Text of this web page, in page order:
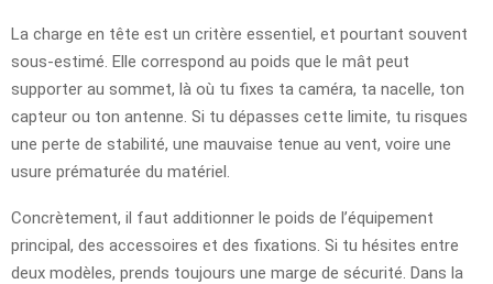
La charge en tête est un critère essentiel, et pourtant souvent
sous-estimé. Elle correspond au poids que le mât peut
supporter au sommet, là où tu fixes ta caméra, ta nacelle, ton
capteur ou ton antenne. Si tu dépasses cette limite, tu risques
une perte de stabilité, une mauvaise tenue au vent, voire une
usure prématurée du matériel.
Concrètement, il faut additionner le poids de l’équipement
principal, des accessoires et des fixations. Si tu hésites entre
deux modèles, prends toujours une marge de sécurité. Dans la